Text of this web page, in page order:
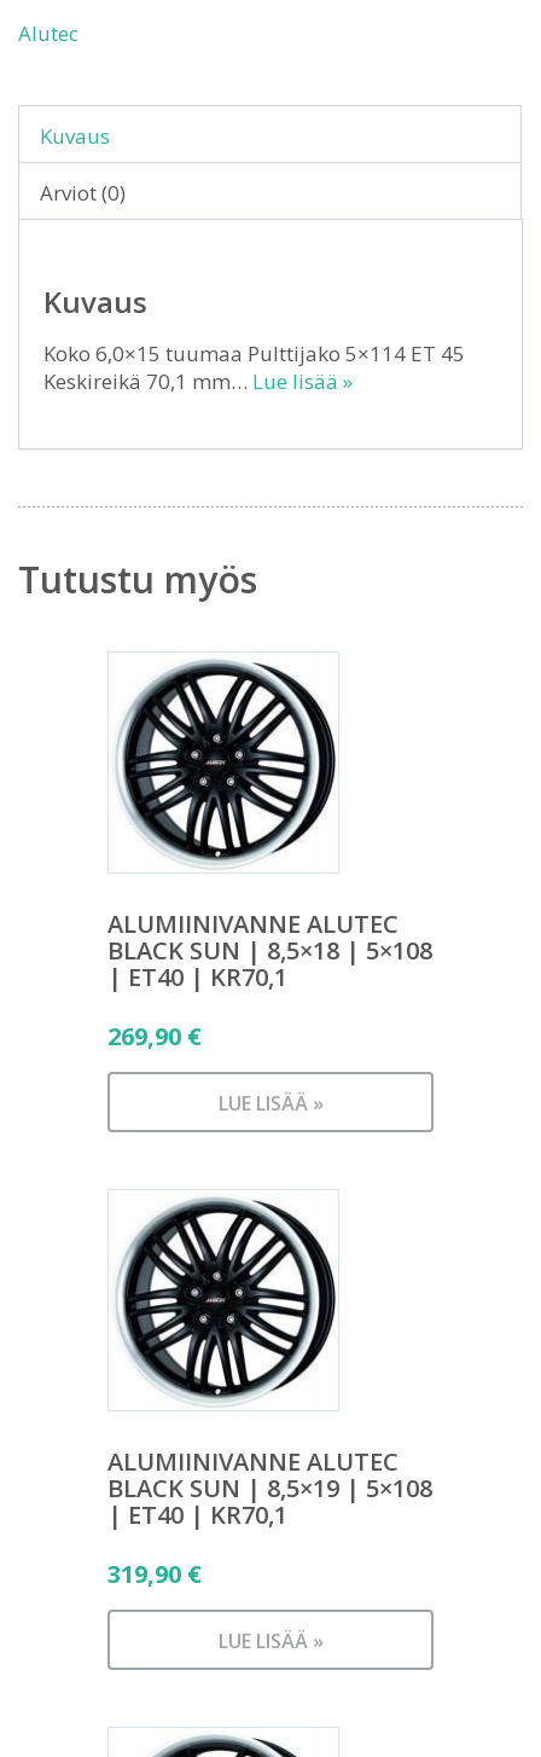
Alutec
Kuvaus
Arviot (0)
Kuvaus
Koko 6,0×15 tuumaa Pulttijako 5×114 ET 45
Keskireikä 70,1 mm… Lue lisää »
Tutustu myös
ALUMIINIVANNE ALUTEC
BLACK SUN | 8,5×18 | 5×108
| ET40 | KR70,1
269,90 €
LUE LISÄÄ »
ALUMIINIVANNE ALUTEC
BLACK SUN | 8,5×19 | 5×108
| ET40 | KR70,1
319,90 €
LUE LISÄÄ »